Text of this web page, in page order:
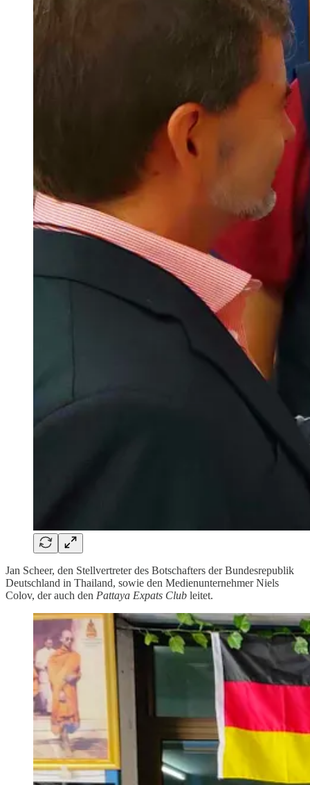
Jan Scheer, den Stellvertreter des Botschafters der Bundesrepublik
Deutschland in Thailand, sowie den Medienunternehmer Niels
Colov, der auch den Pattaya Expats Club leitet.